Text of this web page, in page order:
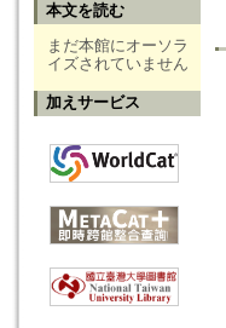
本文を読む
まだ本館にオーソラ
イズされていません
加えサービス